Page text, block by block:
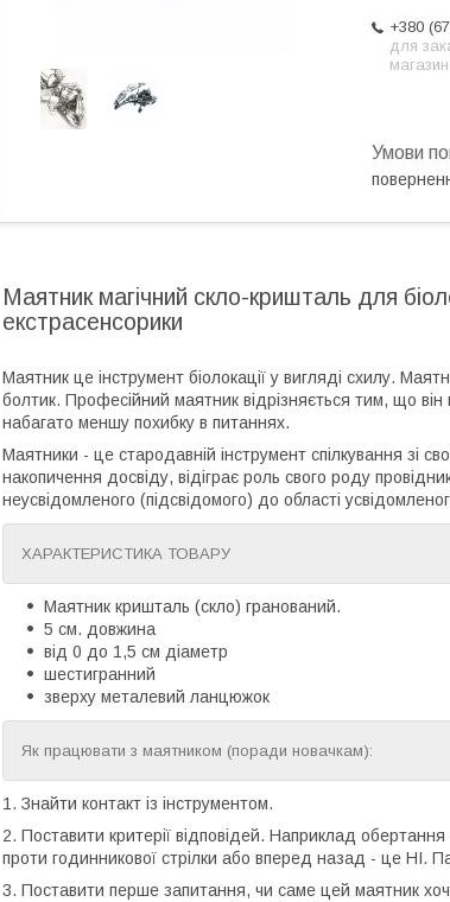
+380
для
Маятник магічний скло-кришталь для
екстрасенсорики
Маятник це інструмент біолокації у вигляді схилу.
болтик. Професійний маятник відрізняється тим, що
набагато меншу похибку в питаннях.
Маятники - це стародавній інструмент спілкування зі
накопичення досвіду, відіграє роль свого роду
неусвідомленого (підсвідомого) до області
ХАРАКТЕРИСТИКА ТОВАРУ
Маятник кришталь (скло) гранований.
5 см. довжина
від 0 до 1,5 см діаметр
шестигранний
зверху металевий ланцюжок
Як працювати з маятником (поради новачкам):
1. Знайти контакт із інструментом.
2. Поставити критерії відповідей. Наприклад
проти годинникової стрілки або вперед назад - це НІ.
3. Поставити перше запитання, чи саме цей маятник